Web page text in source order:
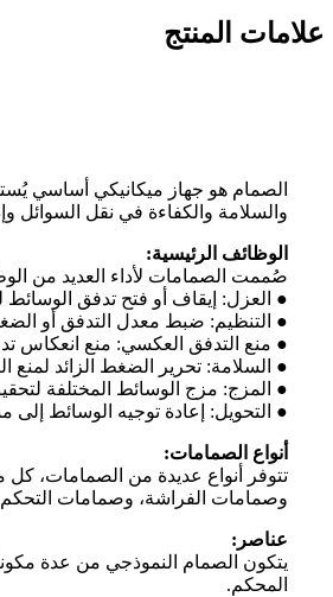
علامات المنتج
الصمام هو جهاز ميكانيكي أساسي
والسلامة والكفاءة في نقل السوائل
الوظائف الرئيسية:
صُممت الصمامات لأداء العديد من
● العزل: إيقاف أو فتح تدفق
● التنظيم: ضبط معدل التدفق أو
● منع التدفق العكسي: منع انعكاس
● السلامة: تحرير الضغط الزائد لمنع
● المزج: مزج الوسائط المختلفة
● التحويل: إعادة توجيه الوسائط
أنواع الصمامات:
تتوفر أنواع عديدة من الصمامات،
وصمامات الفراشة، وصمامات
عناصر:
يتكون الصمام النموذجي من عدة
المحكم.